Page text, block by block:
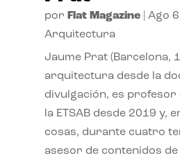
por Flat Magazine| Ago
Arquitectura
Jaume Prat (Barcelona,
arquitectura desde la
divulgación, es profesor
la ETSAB desde 2019 y,
cosas, durante cuatro
asesor de contenidos